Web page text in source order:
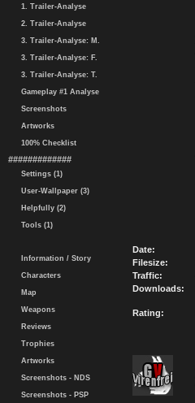
1. Trailer-Analyse
2. Trailer-Analyse
3. Trailer-Analyse: M.
3. Trailer-Analyse: F.
3. Trailer-Analyse: T.
Gameplay #1 Analyse
Screenshots
Artworks
100% Checklist
#############
Settings (1)
User-Wallpaper (3)
Helpfully (2)
Tools (1)
Information / Story
Characters
Map
Weapons
Reviews
Trophies
Artworks
Screenshots - NDS
Screenshots - PSP
Date:
Filesize:
Traffic:
Downloads:
Rating: